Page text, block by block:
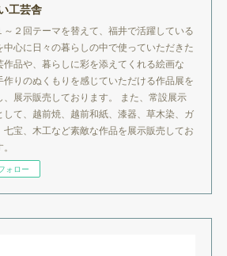
工芸舎
～２回テーマを替えて、福井で活躍している
中心に日々の暮らしの中で使っていただきた
作品や、暮らしに彩を添えてくれる絵画な
作りのぬくもりを感じていただける作品展を
、展示販売しております。 また、常設展示
して、越前焼、越前和紙、漆器、草木染、ガ
七宝、木工など素敵な作品を展示販売してお
ォロー